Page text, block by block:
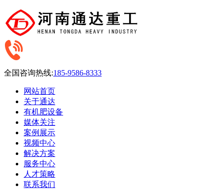
全国咨询热线:185-9586-8333
网站首页
关于通达
有机肥设备
媒体关注
案例展示
视频中心
解决方案
服务中心
人才策略
联系我们